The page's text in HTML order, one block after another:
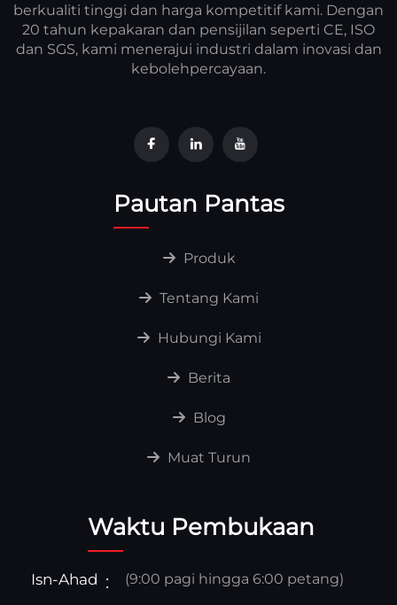
berkualiti tinggi dan harga kompetitif kami. Dengan
20 tahun kepakaran dan pensijilan seperti CE, ISO
dan SGS, kami menerajui industri dalam inovasi dan
kebolehpercayaan.
Pautan Pantas
Produk
Tentang Kami
Hubungi Kami
Berita
Blog
Muat Turun
Waktu Pembukaan
Isn-Ahad (9:00 pagi hingga 6:00 petang)